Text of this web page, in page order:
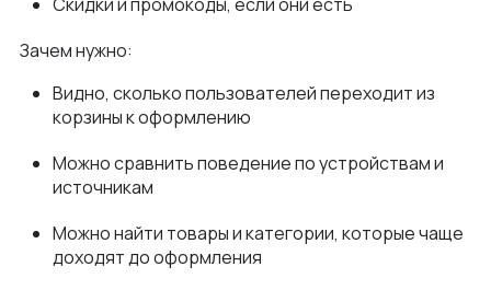
Зачем нужно:
Видно, сколько пользователей переходит из
корзины к оформлению
Можно сравнить поведение по устройствам и
источникам
Можно найти товары и категории, которые чаще
доходят до оформления